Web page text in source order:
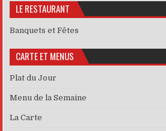
LE RESTAURANT
Banquets et Fêtes
CARTE ET MENUS
Plat du Jour
Menu de la Semaine
La Carte